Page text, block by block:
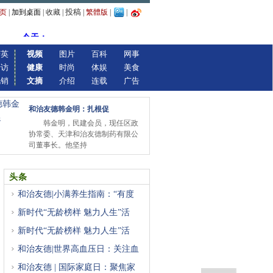
加到桌面 收藏 投稿 繁體版
视频
健康
文摘
图片
时尚
介绍
百科
体娱
连载
网事
美食
广告
和治友德韩金明：扎根促
韩金明，民建会员，现任区政
协常委、天津和治友德制药有限公
司董事长。他坚持
头条
和治友德|小满养生指南：“有度
新时代“无龄榜样 魅力人生”活
新时代“无龄榜样 魅力人生”活
和治友德|世界高血压日：关注血
和治友德 | 国际家庭日：聚焦家